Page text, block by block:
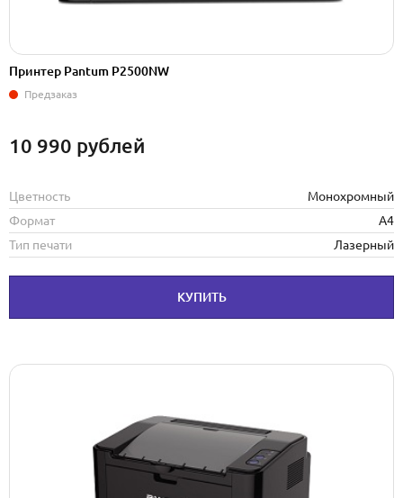
Принтер Pantum P2500NW
Предзаказ
10 990 рублей
Цветность
Монохромный
Формат
А4
Тип печати
Лазерный
КУПИТЬ